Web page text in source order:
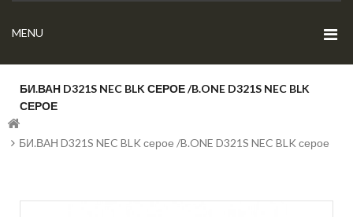
MENU
БИ.ВАН D321S NEC BLK СЕРОЕ /B.ONE D321S NEC BLK
СЕРОЕ
БИ.ВАН D321S NEC BLK серое /B.ONE D321S NEC BLK серое